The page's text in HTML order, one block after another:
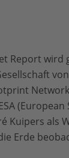
Report wird
(European
Kuipers als
Erde